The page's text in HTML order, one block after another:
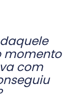
momento
com